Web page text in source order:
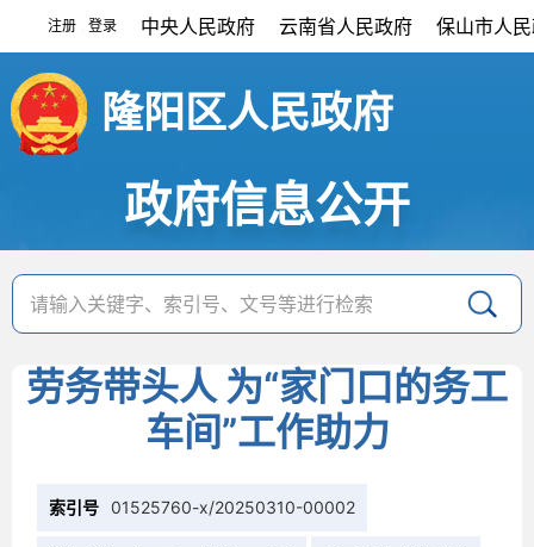
注册 登录 中央人民政府 云南省人民政府 保山市人
隆阳区人民政府
政府信息公开
劳务带头人 为“家门口的务工
车间”工作助力
索引号 01525760-x/20250310-00002